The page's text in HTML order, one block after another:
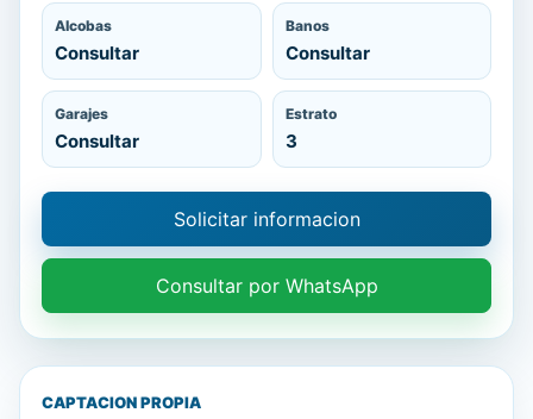
Alcobas
Consultar
Banos
Consultar
Garajes
Consultar
Estrato
3
Solicitar informacion
Consultar por WhatsApp
CAPTACION PROPIA